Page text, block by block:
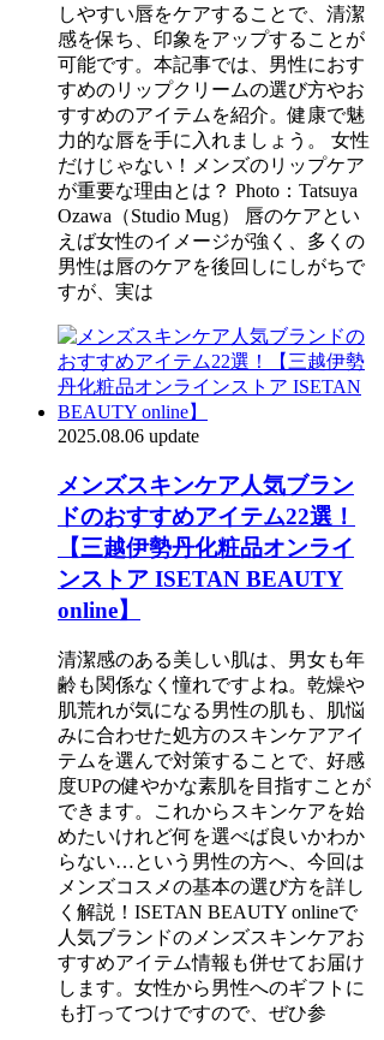
しやすい唇をケアすることで、清潔
感を保ち、印象をアップすることが
可能です。本記事では、男性におす
すめのリップクリームの選び方やお
すすめのアイテムを紹介。健康で魅
力的な唇を手に入れましょう。 女性
だけじゃない！メンズのリップケア
が重要な理由とは？ Photo：Tatsuya
Ozawa（Studio Mug） 唇のケアとい
えば女性のイメージが強く、多くの
男性は唇のケアを後回しにしがちで
すが、実は
2025.08.06 update
メンズスキンケア人気ブラン
ドのおすすめアイテム22選！
【三越伊勢丹化粧品オンライ
ンストア ISETAN BEAUTY
online】
清潔感のある美しい肌は、男女も年
齢も関係なく憧れですよね。乾燥や
肌荒れが気になる男性の肌も、肌悩
みに合わせた処方のスキンケアアイ
テムを選んで対策することで、好感
度UPの健やかな素肌を目指すことが
できます。これからスキンケアを始
めたいけれど何を選べば良いかわか
らない…という男性の方へ、今回は
メンズコスメの基本の選び方を詳し
く解説！ISETAN BEAUTY onlineで
人気ブランドのメンズスキンケアお
すすめアイテム情報も併せてお届け
します。女性から男性へのギフトに
も打ってつけですので、ぜひ参